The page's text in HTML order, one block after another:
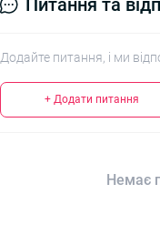
Додайте питання, і ми
+ Додати питання
Немає